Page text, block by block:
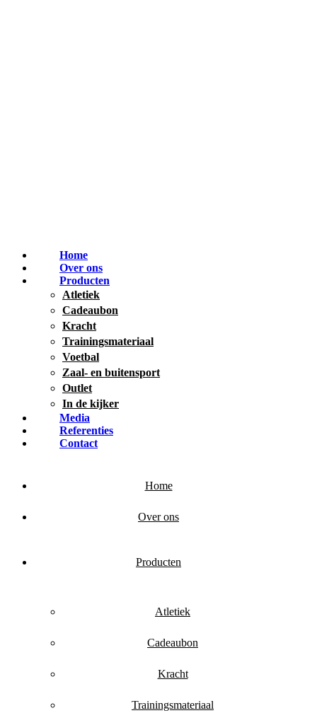
Home
Over ons
Producten
Atletiek
Cadeaubon
Kracht
Trainingsmateriaal
Voetbal
Zaal- en buitensport
Outlet
In de kijker
Media
Referenties
Contact
Home
Over ons
Producten
Atletiek
Cadeaubon
Kracht
Trainingsmateriaal